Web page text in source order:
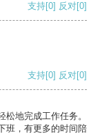
支持[0] 反对[0]
支持[0] 反对[0]
地完成工作任务。
班，有更多的时间陪